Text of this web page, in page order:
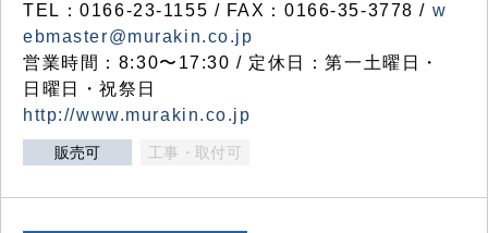
TEL：0166-23-1155 / FAX：0166-35-3778 / w
ebmaster@murakin.co.jp
営業時間：8:30〜17:30 / 定休日：第一土曜日・
日曜日・祝祭日
http://www.murakin.co.jp
販売可 工事・取付可